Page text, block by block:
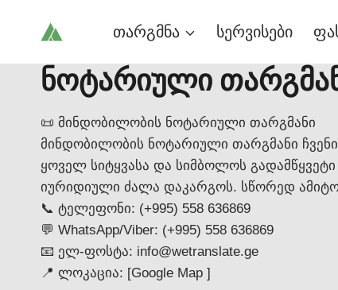
თარგმნა სერვისები
ნოტარიული
📜 მინდობილობის ნოტარიული თარგმანი
მინდობილობის ნოტარიული თარგმანი
ყოველ სიტყვასა და სიმბოლოს გადამწყვეტი
იურიდიული ძალა დაკარგოს. სწორედ
📞 ტელეფონი: (+995) 558 636869
💬 WhatsApp/Viber: (+995) 558 636869
📧 ელ-ფოსტა: info@wetranslate.ge
📍 ლოკაცია: [Google Map ]